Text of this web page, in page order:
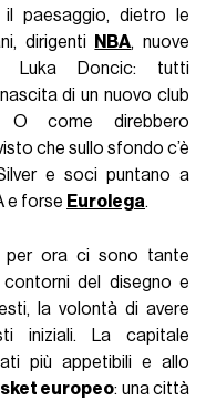
paesaggio, dietro le
dirigenti
NBA, nuove
Luka Doncic: tutti
di un nuovo club
come direbbero
che sullo sfondo c’è
e soci puntano a
e forse Eurolega.
ora ci sono tante
del disegno e
la volontà di avere
iniziali. La capitale
più appetibili e allo
europeo: una città